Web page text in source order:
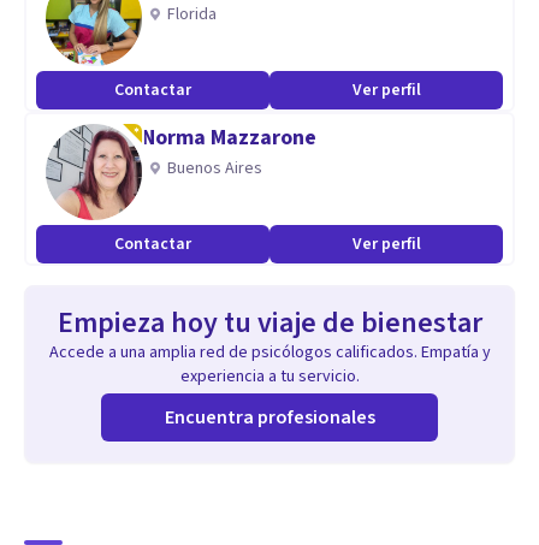
más información, no dudes en contactarme.
Florida
Contactar Ver perfil
Norma Mazzarone
Buenos Aires
Contactar Ver perfil
Empieza hoy tu viaje de bienestar
Accede a una amplia red de psicólogos calificados. Empatía y
experiencia a tu servicio.
Encuentra profesionales